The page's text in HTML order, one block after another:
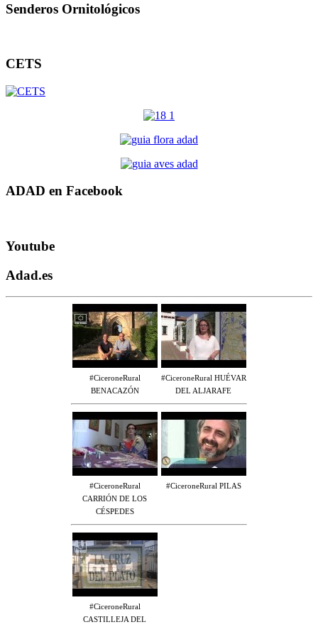
Senderos Ornitológicos
CETS
ADAD en Facebook
Youtube
Adad.es
#CiceroneRural
BENACAZÓN
#CiceroneRural HUÉVAR
DEL ALJARAFE
#CiceroneRural
CARRIÓN DE LOS
CÉSPEDES
#CiceroneRural PILAS
#CiceroneRural
CASTILLEJA DEL